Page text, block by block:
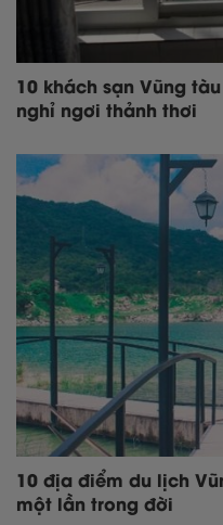
10 khách sạn Vũng
nghỉ ngơi thảnh thơi
10 địa điểm du lịch
một lần trong đời